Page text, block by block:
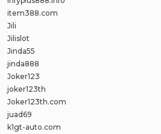
item388.com
Jili
Jilislot
Jinda55
jinda888
Joker123
joker123th
Joker123th.com
juad69
k1gt-auto.com